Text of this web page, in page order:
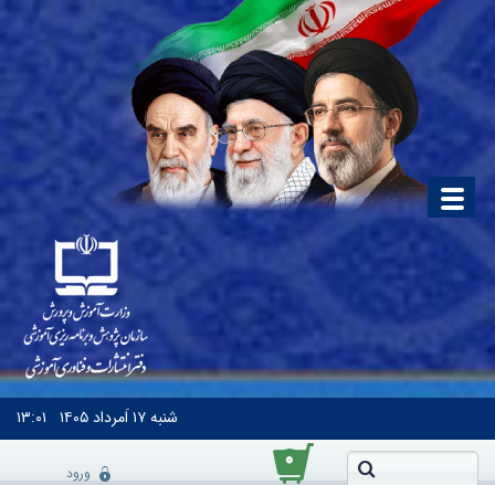
شنبه۱۷ اَمرداد ۱۴۰۵ ۱۳:۰۱
۰
ورود